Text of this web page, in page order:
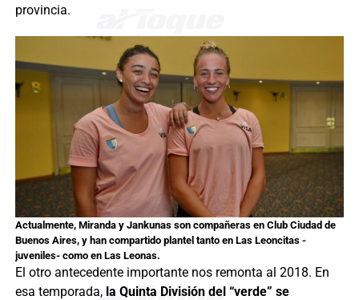
provincia.
Actualmente, Miranda y Jankunas son compañeras en Club Ciudad de
Buenos Aires, y han compartido plantel tanto en Las Leoncitas -
juveniles- como en Las Leonas.
El otro antecedente importante nos remonta al 2018. En
esa temporada,la Quinta División del “verde” se